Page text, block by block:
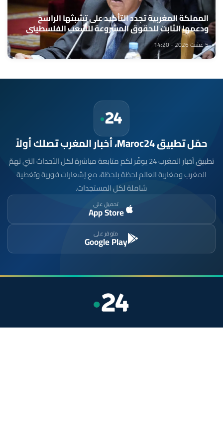
المملكة المغربية تجدد التأكيد على تشبثها الراسخ
ودعمها الثابت للحقوق المشروعة للشعب الفلسطيني
الشقيق (السيد وهبي)
5 غشت 2026 - 14:20
حمّل تطبيق Maroc24، أخبار المغرب تصلك أولاً
تطبيق أخبار المغرب 24 يوفّر لكم متابعة مباشرة لكل الأحداث التي تهمّ
المغرب ومغاربة العالم لحظة بلحظة، مع إشعارات فورية وتغطية
شاملة لكل المستجدات.
تحميل على
App Store
متوفر على
Google Play